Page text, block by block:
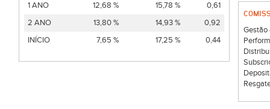
1 ANO
12,68 % 15,78 %
0,61
2 ANO
13,80 % 14,93 %
0,92
INÍCIO
7,65 % 17,25 % 0,44
Gestão